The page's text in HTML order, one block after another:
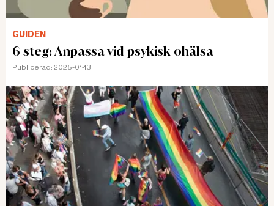
GUIDEN
6 steg: Anpassa vid psykisk ohälsa
Publicerad: 2025-01-13